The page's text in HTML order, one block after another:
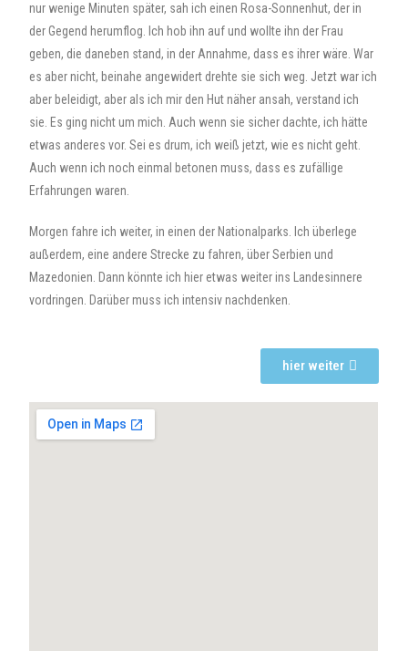
nur wenige Minuten später, sah ich einen Rosa-Sonnenhut, der in
der Gegend herumflog. Ich hob ihn auf und wollte ihn der Frau
geben, die daneben stand, in der Annahme, dass es ihrer wäre. War
es aber nicht, beinahe angewidert drehte sie sich weg. Jetzt war ich
aber beleidigt, aber als ich mir den Hut näher ansah, verstand ich
sie. Es ging nicht um mich. Auch wenn sie sicher dachte, ich hätte
etwas anderes vor. Sei es drum, ich weiß jetzt, wie es nicht geht.
Auch wenn ich noch einmal betonen muss, dass es zufällige
Erfahrungen waren.
Morgen fahre ich weiter, in einen der Nationalparks. Ich überlege
außerdem, eine andere Strecke zu fahren, über Serbien und
Mazedonien. Dann könnte ich hier etwas weiter ins Landesinnere
vordringen. Darüber muss ich intensiv nachdenken.
hier weiter